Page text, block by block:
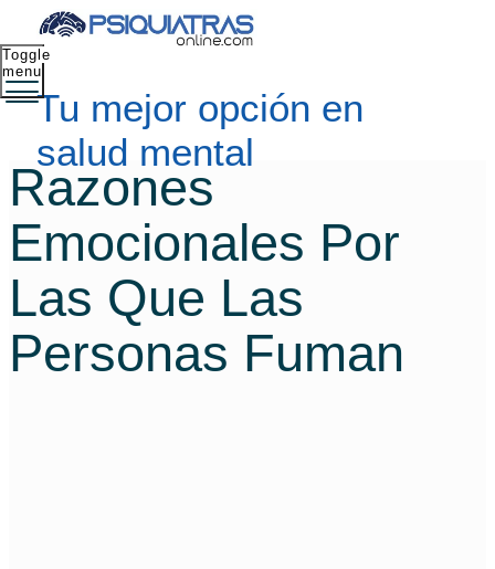
Tu mejor opción en
salud mental
Toggle
menu
Razones
Emocionales Por
Las Que Las
Personas Fuman